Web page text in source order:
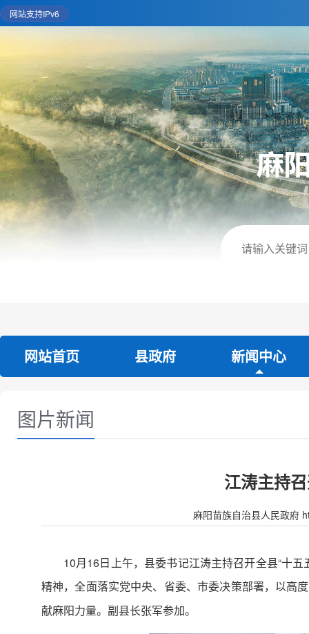
网站支持IPv6
网站首页 县政府 新闻中心
图片新闻
江涛主持
麻阳苗族自治县人民政府
10月16日上午，县委书记江涛主持召开全县“十
精神，全面落实党中央、省委、市委决策部署，以高
献麻阳力量。副县长张军参加。